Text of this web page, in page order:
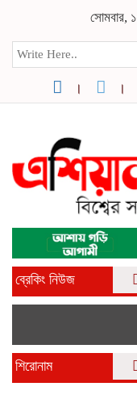
সোমবার,
ব্রেকিং নিউজ
শিরোনাম